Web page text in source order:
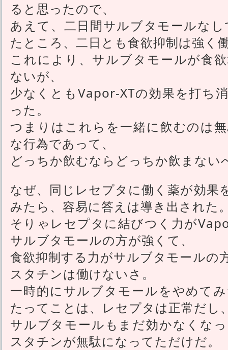
ると思ったので、
あえて、二日間サルブタモールな
たところ、二日とも食欲抑制は強く
これにより、サルブタモールが食
ないが、
少なくともVapor-XTの効果を打ち
った。
つまりはこれらを一緒に飲むのは
な行為であって、
どっちか飲むならどっちか飲まない
なぜ、同じレセプタに働く薬が効果
みたら、容易に答えは導き出された
そりゃレセプタに結びつく力が
サルブタモールの方が強くて、
食欲抑制する力がサルブタモールの
スタチンは働けないさ。
一時的にサルブタモールをやめて
たってことは、レセプタは正常だし
サルブタモールもまだ効かなくな
スタチンが無駄になってただけだ。